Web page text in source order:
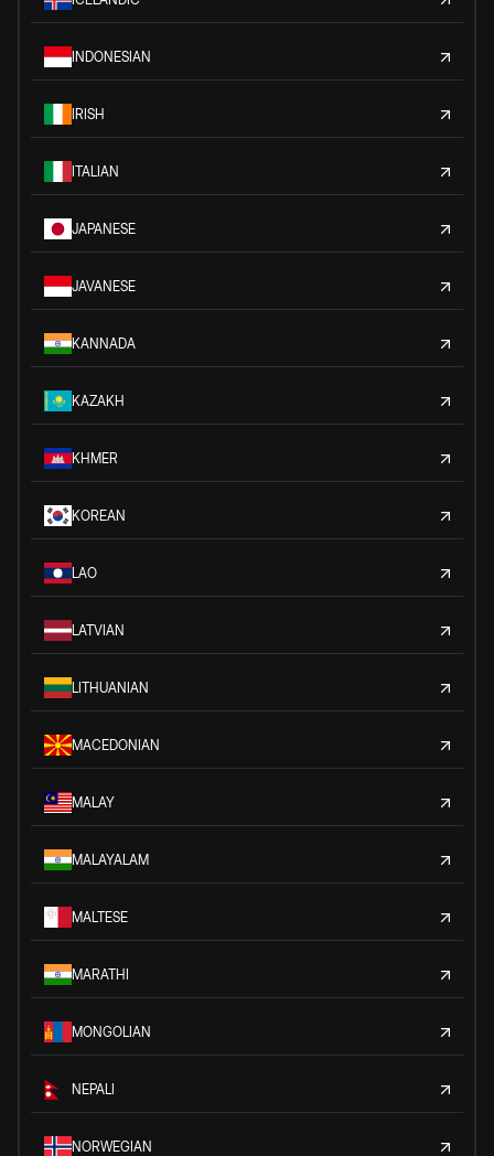
INDONESIAN
IRISH
ITALIAN
JAPANESE
JAVANESE
KANNADA
KAZAKH
KHMER
KOREAN
LAO
LATVIAN
LITHUANIAN
MACEDONIAN
MALAY
MALAYALAM
MALTESE
MARATHI
MONGOLIAN
NEPALI
NORWEGIAN